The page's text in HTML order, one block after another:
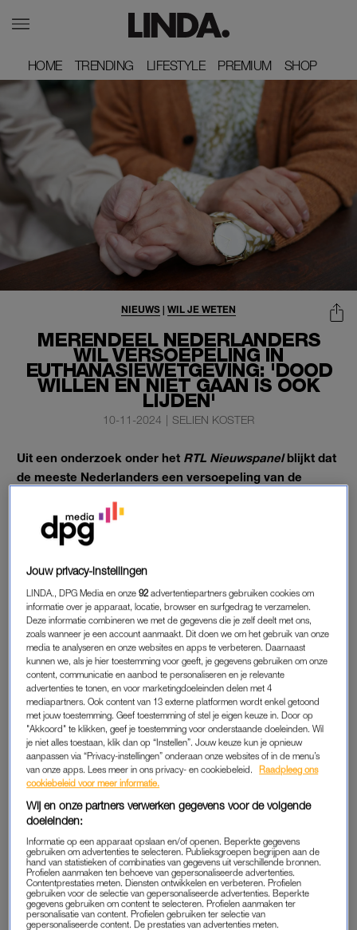
HOME
HOME TRENDING
TRENDING LIFESTYLE
LIFESTYLE PREMIUM
PREMIUM SHOP
SHOP
MERENDEEL NEDERLANDERS
WIL VERSOEPELING IN
EUTHANASIEWETGEVING: 'DOOD
WILLEN EN NIET GAAN IS OOK
LIJDEN'
NIEUWS | WIL JE WETEN
10-11-2024 | SELIEN KOSTER
Uit een onderzoek onder het RTL Nieuwspanelblijkt dat
de meeste Nederlanders een versoepeling van de
mogen, is ook een vorm van ondraaglijk lijden”, zegt
een van de panelleden.
Het onderzoek werd uitgevoerd onder 20.000 panelleden.
EUTHANASIE IN NEDERLAND
Op dit moment is euthanasie alleen toegestaan voor mensen
die ongeneeslijk ziek zijn, zowel fysiek als mentaal, en van wie
de pijn niet verlicht kan worden.RTL Nieuws-panellid Bertil
zegt tegen het nieuwsplatform: “Ik vind het heel vreemd. Wij
hebben er als mensen niet voor gekozen om geboren te
worden en we kunnen ook niet de keuze maken om te
sterven.” Zijn moeder leeft nog, maar is op 91-jarige leeftijd al
geruime tijd ‘klaar met leven’. Maar ze is te gezond voor
euthanasie, dus moet ze maar ‘doorsukkelen’, zoals Bertil het
noemt.
Elena Lindemans volgt in 'Een
goede dood' zes mensen met
een doodswens: 'Doe het voor
en namens mijn moeder'
Jouw privacy-instellingen
LINDA., DPG Media en onze92 advertentiepartners gebruiken cookies om
informatie over je apparaat, locatie, browser en surfgedrag te verzamelen.
Deze informatie combineren we met de gegevens die je zelf deelt met ons,
zoals wanneer je een account aanmaakt. Dit doen we om het gebruik van onze
media te analyseren en onze websites en apps te verbeteren. Daarnaast
kunnen we, als je hier toestemming voor geeft, je gegevens gebruiken om onze
content, communicatie en aanbod te personaliseren en je relevante
advertenties te tonen, en voor marketingdoeleinden delen met 4
mediapartners. Ook content van 13 externe platformen wordt enkel getoond
met jouw toestemming. Geef toestemming of stel je eigen keuze in. Door op
"Akkoord" te klikken, geef je toestemming voor onderstaande doeleinden. Wil
je niet alles toestaan, klik dan op “Instellen”. Jouw keuze kun je opnieuw
aanpassen via “Privacy-instellingen” onderaan onze websites of in de menu’s
van onze apps. Lees meer in ons privacy- en cookiebeleid.
Raadpleeg ons
cookiebeleid voor meer informatie.
Wij en onze partners verwerken gegevens voor de volgende
doeleinden:
Informatie op een apparaat opslaan en/of openen. Beperkte gegevens
gebruiken om advertenties te selecteren. Publieksgroepen begrijpen aan de
hand van statistieken of combinaties van gegevens uit verschillende bronnen.
Profielen aanmaken ten behoeve van gepersonaliseerde advertenties.
Contentprestaties meten. Diensten ontwikkelen en verbeteren. Profielen
gebruiken voor de selectie van gepersonaliseerde advertenties. Beperkte
gegevens gebruiken om content te selecteren. Profielen aanmaken ter
personalisatie van content. Profielen gebruiken ter selectie van
gepersonaliseerde content. De prestaties van advertenties meten.